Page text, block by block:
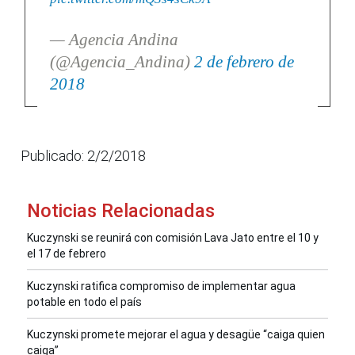
— Agencia Andina
(@Agencia_Andina) 2 de febrero de
2018
Publicado: 2/2/2018
Noticias Relacionadas
Kuczynski se reunirá con comisión Lava Jato entre el 10 y
el 17 de febrero
Kuczynski ratifica compromiso de implementar agua
potable en todo el país
Kuczynski promete mejorar el agua y desagüe “caiga quien
caiga”